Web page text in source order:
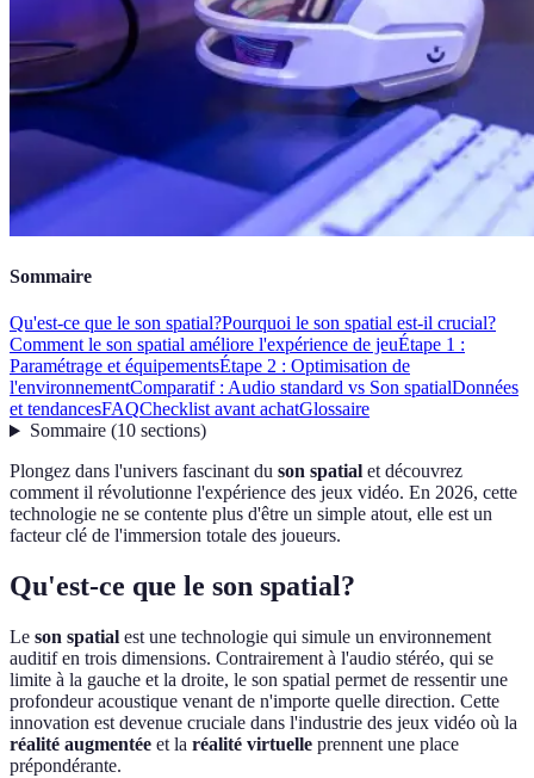
Sommaire
Qu'est-ce que le son spatial?Pourquoi le son spatial est-il crucial?
Comment le son spatial améliore l'expérience de jeuÉtape 1 :
Paramétrage et équipementsÉtape 2 : Optimisation de
l'environnementComparatif : Audio standard vs Son spatialDonnées
et tendancesFAQChecklist avant achatGlossaire
Sommaire(10 sections)
Plongez dans l'univers fascinant du son spatial et découvrez
comment il révolutionne l'expérience des jeux vidéo. En 2026, cette
technologie ne se contente plus d'être un simple atout, elle est un
facteur clé de l'immersion totale des joueurs.
Qu'est-ce que le son spatial?
Le son spatial est une technologie qui simule un environnement
auditif en trois dimensions. Contrairement à l'audio stéréo, qui se
limite à la gauche et la droite, le son spatial permet de ressentir une
profondeur acoustique venant de n'importe quelle direction. Cette
innovation est devenue cruciale dans l'industrie des jeux vidéo où la
réalité augmentée et la réalité virtuelle prennent une place
prépondérante.